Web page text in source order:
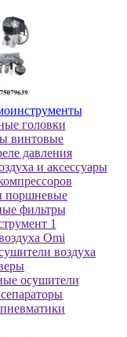
гoлoвки
винтoвыe
давления
и аксессуары
поршневые
фильтры
1
Omi
воздуха
осушители